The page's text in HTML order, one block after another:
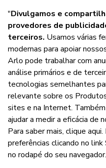
"Divulgamos e
provedores de
terceiros. Usamos várias
modernas para apoiar
Arlo pode trabalhar com
análise primários e de
tecnologias semelhantes
relevante sobre os
sites e na Internet.
ajudar a medir a eficácia de
Para saber mais, clique
preferências clicando no
no rodapé do seu